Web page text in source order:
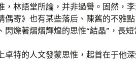
，林語堂所論，并非過譽。固然，
偶寄》也有某些落后、陳舊的不雅
閃爍著熠熠輝煌的思惟“結晶”，長短
卓特的人文發蒙思惟，起首在于他